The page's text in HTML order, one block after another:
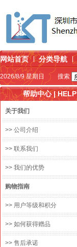
网站首页 分类导航
2026/8/9 星期日 搜索
帮助中心 | HELP
关于我们
>> 公司介绍
>> 联系我们
>> 我们的优势
购物指南
>> 用户等级和积分
>> 如何获得赠品
>> 售后承诺